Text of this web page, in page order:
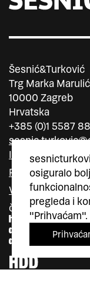
osiguralo
pregleda i
"Prihvaćam".
Šesnić&Turković
Trg Marka
10000 Zagreb
Hrvatska
+385 (0)1 5587
Instagram
Facebook
Vimeo
član
član